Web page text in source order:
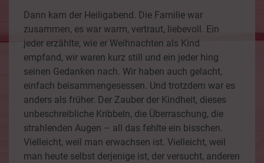
Dann kam der Heiligabend. Die Familie war
zusammen, es war warm, vertraut, liebevoll. Ein
jeder erzählte, wie er Weihnachten als Kind
empfand, wir waren kurz still und ein jeder hing
seinen Gedanken nach. Wir haben auch gelacht,
einfach beisammengesessen. Und trotzdem war es
anders als früher. Der Zauber der Kindheit, dieses
unbeschreibliche Kribbeln, die Überraschung, die
strahlenden Augen – all das fehlte ein bisschen.
Vielleicht, weil man erwachsen ist. Vielleicht, weil
man heute selbst derjenige ist, der versucht, anderen